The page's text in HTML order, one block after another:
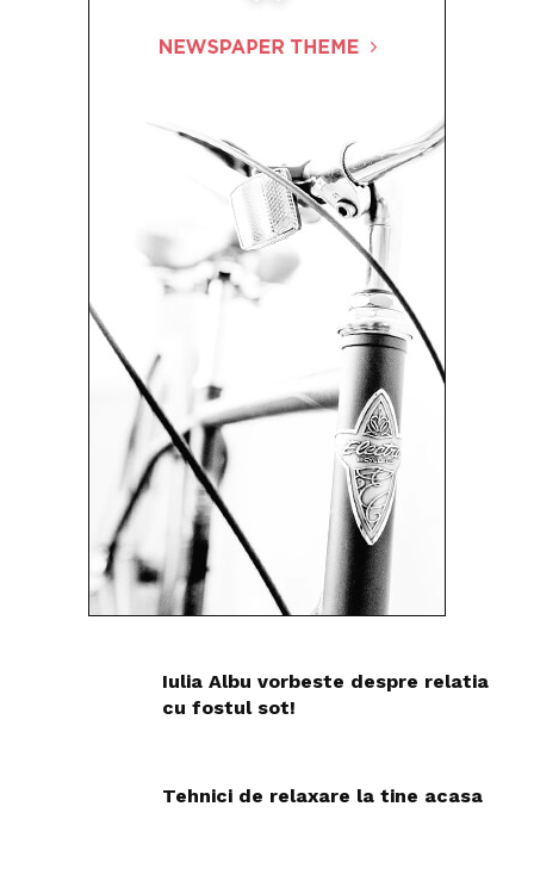
Iulia Albu vorbeste despre relatia
cu fostul sot!
Tehnici de relaxare la tine acasa